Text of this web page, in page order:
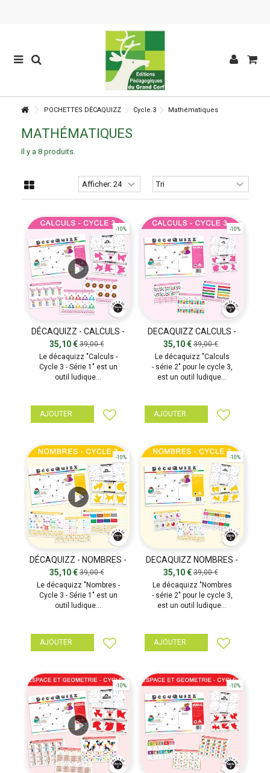
POCHETTES DÉCAQUIZZ Cycle.3 Mathématiques
MATHÉMATIQUES
Il y a 8 produits.
-10%
DÉCAQUIZZ - CALCULS -
SÉRIE 1
35,10 €39,00 €
Le décaquizz "Calculs -
Cycle 3 - Série 1" est un
outil ludique...
AJOUTER
-10%
DECAQUIZZ CALCULS -
SÉRIE 2
35,10 €39,00 €
Le décaquizz "Calculs
- série 2" pour le cycle 3,
est un outil ludique...
AJOUTER
-10%
DÉCAQUIZZ - NOMBRES -
SÉRIE 1
35,10 €39,00 €
Le décaquizz "Nombres -
Cycle 3 - Série 1" est un
outil ludique...
AJOUTER
-10%
DECAQUIZZ NOMBRES -
SÉRIE 2
35,10 €39,00 €
Le décaquizz "Nombres
- série 2" pour le cycle 3,
est un outil ludique...
AJOUTER
-10% -10%